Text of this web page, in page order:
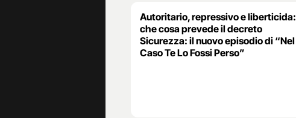
Autoritario, repressivo e liberticida:
che cosa prevede il decreto
Sicurezza: il nuovo episodio di “Nel
Caso Te Lo Fossi Perso”